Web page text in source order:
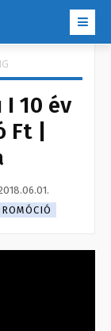
10 év
|